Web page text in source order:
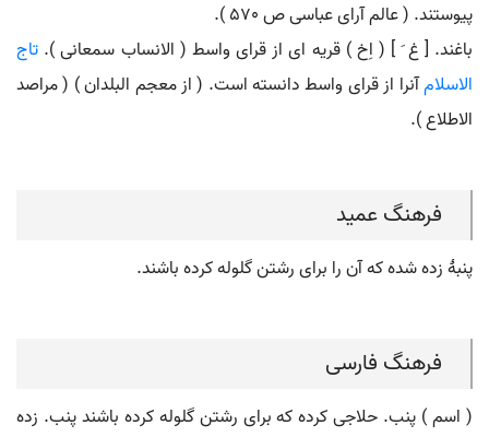
پیوستند. ( عالم آرای عباسی ص 570 ).
باغند. [ غ َ ] ( اِخ ) قریه ای از قرای واسط ( الانساب سمعانی ). تاج
الاسلامآنرا از قرای واسط دانسته است. ( از معجم البلدان ) ( مراصد
الاطلاع ).
فرهنگ عمید
پنبۀ زده شده که آن را برای رشتن گلوله کرده باشند.
فرهنگ فارسی
( اسم ) پنب. حلاجی کرده که برای رشتن گلوله کرده باشند پنب. زده